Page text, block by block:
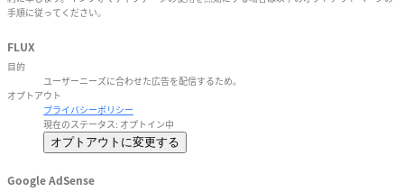
手順に従ってください。
FLUX
目的
ユーザーニーズに合わせた広告を配信するため。
オプトアウト
プライバシーポリシー
現在のステータス: オプトイン中
オプトアウトに変更する
Google AdSense